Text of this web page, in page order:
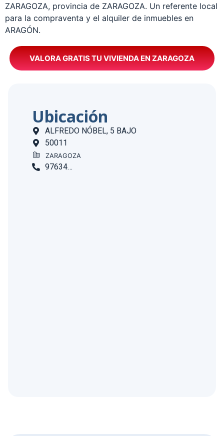
ZARAGOZA, provincia de ZARAGOZA. Un referente local
para la compraventa y el alquiler de inmuebles en
ARAGÓN.
VALORA GRATIS TU VIVIENDA EN ZARAGOZA
Ubicación
ALFREDO NÓBEL, 5 BAJO
50011
ZARAGOZA
976348058